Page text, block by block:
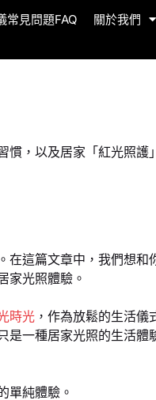
常見問題FAQ 關於我們
慣，以及居家「紅光照護
在這篇文章中，我們想和
家光照體驗。
時光 ，作為放鬆的生活儀
是一種居家光照的生活體
單純體驗。